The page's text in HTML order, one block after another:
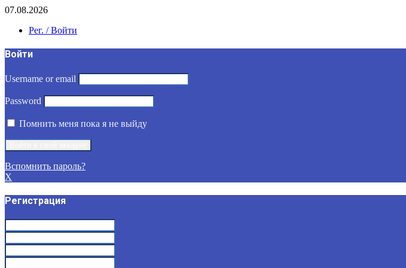
07.08.2026
Рег. / Войти
Войти
Username or email
Password
Помнить меня пока я не выйду
Вспомнить пароль?
X
Регистрация